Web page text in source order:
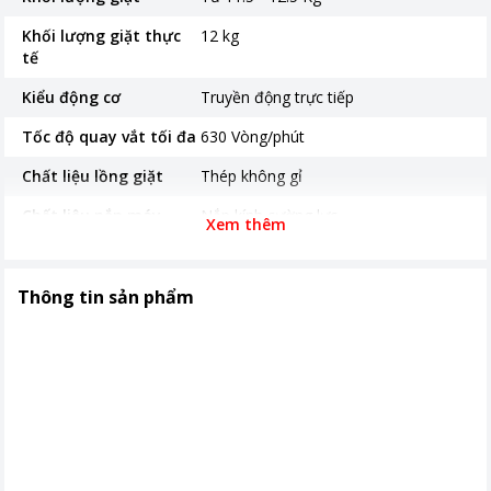
Khối lượng giặt thực
tế
12 kg
Kiểu động cơ
Truyền động trực tiếp
Tốc độ quay vắt tối đa 630 Vòng/phút
Chất liệu lồng giặt
Thép không gỉ
Chất liệu nắp máy
Nắp kính cường lực
Thời gian bảo hành
Xem thêm
Thông tin sản phẩm